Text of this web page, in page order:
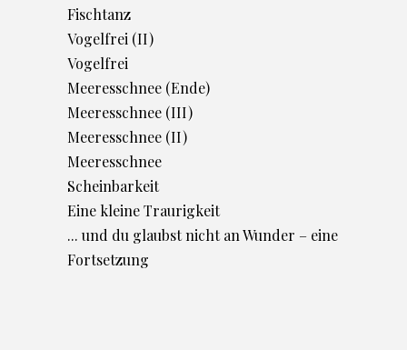
Fischtanz
Vogelfrei (II)
Vogelfrei
Meeresschnee (Ende)
Meeresschnee (III)
Meeresschnee (II)
Meeresschnee
Scheinbarkeit
Eine kleine Traurigkeit
... und du glaubst nicht an Wunder – eine
Fortsetzung